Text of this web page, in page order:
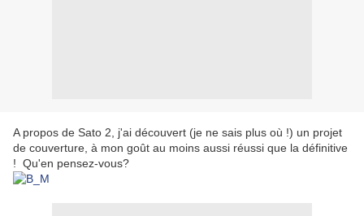
A propos de Sato 2, j'ai découvert (je ne sais plus où !) un projet
de couverture, à mon goût au moins aussi réussi que la définitive
! Qu'en pensez-vous?